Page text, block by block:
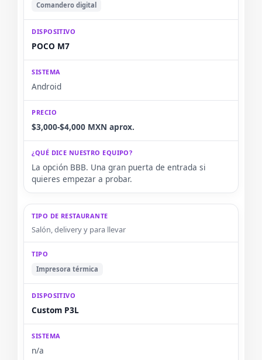
Comandero digital
POCO M7
Android
$3,000-$4,000 MXN aprox.
La opción BBB. Una gran puerta de entrada si
quieres empezar a probar.
Salón, delivery y para llevar
Impresora térmica
Custom P3L
n/a